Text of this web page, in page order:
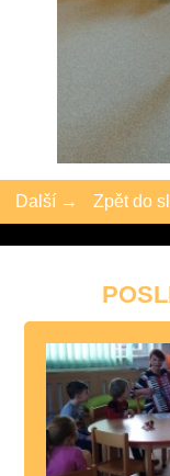
Další → Zpět do